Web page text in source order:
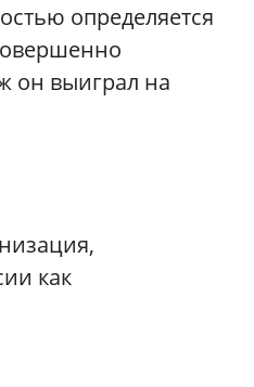
определяется
он выиграл на
как